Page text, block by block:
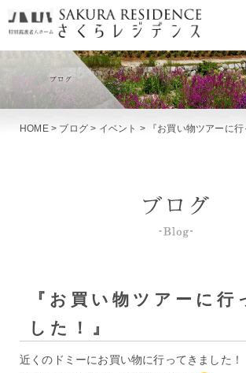
HOME> ブログ > イベント > 『お買い物ツアーに
『お買い物ツアーに行
した！』
近くのドミーにお買い物に行ってきました！